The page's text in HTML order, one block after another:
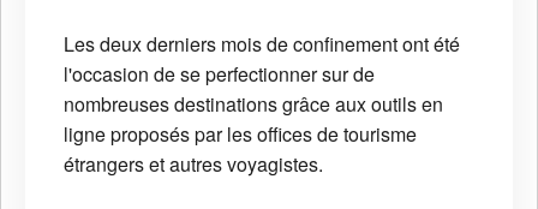
Les deux derniers mois de confinement ont été
l'occasion de se perfectionner sur de
nombreuses destinations grâce aux outils en
ligne proposés par les offices de tourisme
étrangers et autres voyagistes.